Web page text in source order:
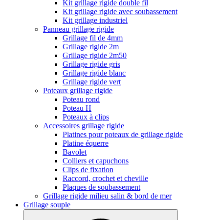
Kit grillage rigide double fil
Kit grillage rigide avec soubassement
Kit grillage industriel
Panneau grillage rigide
Grillage fil de 4mm
Grillage rigide 2m
Grillage rigide 2m50
Grillage rigide gris
Grillage rigide blanc
Grillage rigide vert
Poteaux grillage rigide
Poteau rond
Poteau H
Poteaux à clips
Accessoires grillage rigide
Platines pour poteaux de grillage rigide
Platine équerre
Bavolet
Colliers et capuchons
Clips de fixation
Raccord, crochet et cheville
Plaques de soubassement
Grillage rigide milieu salin & bord de mer
Grillage souple